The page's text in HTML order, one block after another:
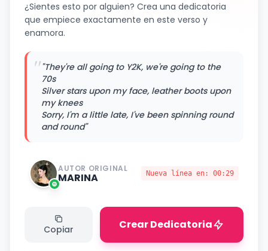
¿Sientes esto por alguien? Crea una dedicatoria
que empiece exactamente en este verso y
enamora.
""They're all going to Y2K, we're going to the
70s
Silver stars upon my face, leather boots upon
my knees
Sorry, I'm a little late, I've been spinning round
and round"
AUTOR ORIGINAL
MARINA Nueva línea en: 00:29
Copiar Crear Dedicatoria